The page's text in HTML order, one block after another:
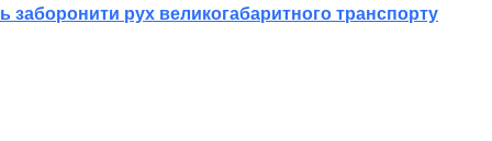
заборонити рух великогабаритного транспорту